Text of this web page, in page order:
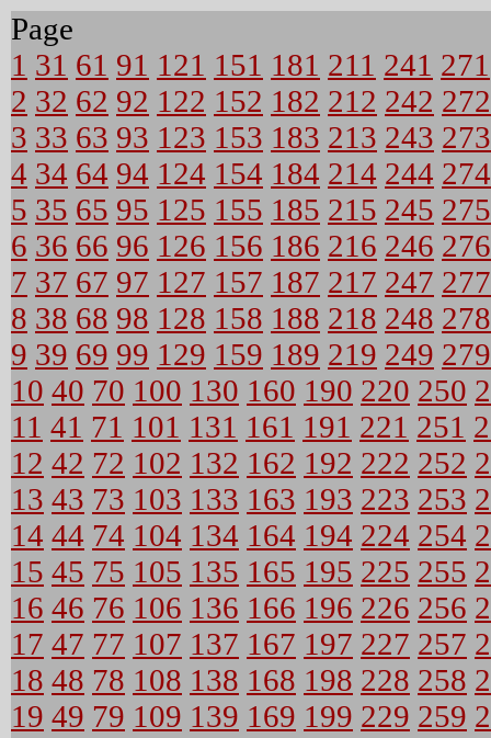
Page
1 31 61 91 121 151 181 211 241 271
2 32 62 92 122 152 182 212 242 272
3 33 63 93 123 153 183 213 243 273
4 34 64 94 124 154 184 214 244 274
5 35 65 95 125 155 185 215 245 275
6 36 66 96 126 156 186 216 246 276
7 37 67 97 127 157 187 217 247 277
8 38 68 98 128 158 188 218 248 278
9 39 69 99 129 159 189 219 249 279
10 40 70 100 130 160 190 220 250
11 41 71 101 131 161 191 221 251
12 42 72 102 132 162 192 222 252
13 43 73 103 133 163 193 223 253
14 44 74 104 134 164 194 224 254
15 45 75 105 135 165 195 225 255
16 46 76 106 136 166 196 226 256
17 47 77 107 137 167 197 227 257
18 48 78 108 138 168 198 228 258
19 49 79 109 139 169 199 229 259